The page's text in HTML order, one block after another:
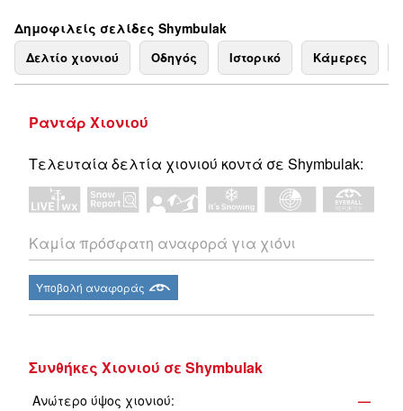
Δημοφιλείς σελίδες Shymbulak
Δελτίο χιονιού Οδηγός Ιστορικό Κάμερες
Ραντάρ Χιονιού
Τελευταία δελτία χιονιού κοντά σε Shymbulak:
Καμία πρόσφατη αναφορά για χιόνι
Υποβολή αναφοράς
Συνθήκες Χιονιού σε Shymbulak
Ανώτερο ύψος χιονιού:
—